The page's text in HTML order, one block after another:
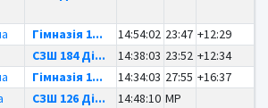
Гімназія 1... 14:54:02 23:47 +12:29
СЗШ 184 Ді... 14:38:03 23:52 +12:34
Гімназія 1... 14:34:03 27:55 +16:37
СЗШ 126 Ді... 14:48:10 MP